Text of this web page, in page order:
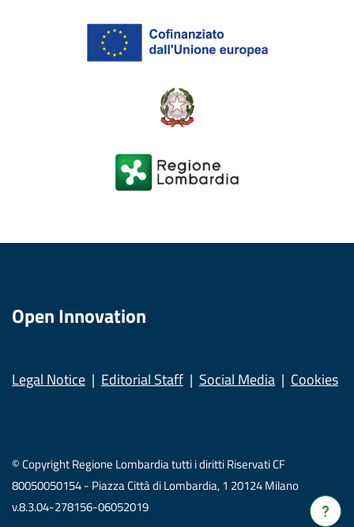
Verrà
Open Innovation
Legal Notice Editorial Staff Social Media Cookies
© Copyright Regione Lombardia tutti i diritti Riservati CF
80050050154 - Piazza Città di Lombardia, 1 20124 Milano
v.8.3.04-278156-06052019